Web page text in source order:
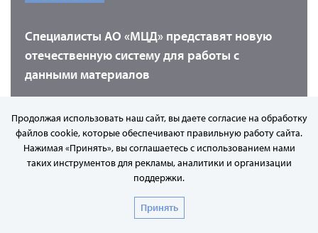
Специалисты АО «МЦД» представят новую
отечественную систему для работы с
данными материалов
В рамках демо-дня ИЦК «Двигателестроение» на X
Международном технологическом форуме
«Инновации. Технологии. Производство»
специалисты компании «Моделирование и
цифровые двойники» (АО «МЦД») продемонстрируют
(Универсального Методического Комплекса
15 февраля, 2024 Читать
Продолжая использовать наш сайт, вы даете согласие на обработку
файлов cookie, которые обеспечивают правильную работу сайта.
Нажимая «Принять», вы соглашаетесь с использованием нами
таких инструментов для рекламы, аналитики и организации
поддержки.
Принять